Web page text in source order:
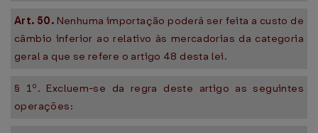
Art. 50. Nenhuma importação poderá ser feita a custo de
câmbio inferior ao relativo às mercadorias da categoria
geral a que se refere o artigo 48 desta lei.
§ 1º. Excluem-se da regra deste artigo as seguintes
operações: